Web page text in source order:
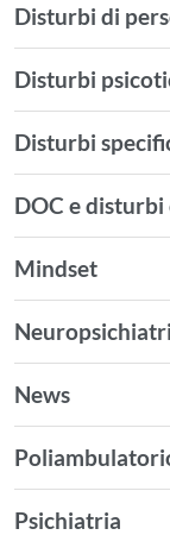
Disturbi di
Disturbi
Disturbi
DOC e
Mindset
News
Psichiatria